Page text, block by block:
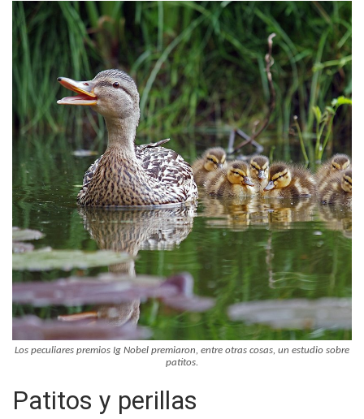
Los peculiares premios Ig Nobel premiaron, entre otras cosas, un estudio sobre
patitos.
Patitos y perillas